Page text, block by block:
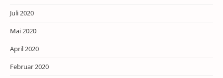
Juli 2020
Mai 2020
April 2020
Februar 2020